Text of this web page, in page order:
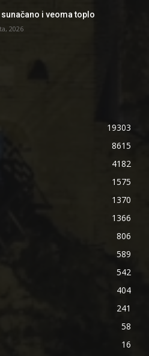
sunačano i veoma toplo
2026
19303
8615
4182
1575
1370
1366
806
589
542
404
241
58
16